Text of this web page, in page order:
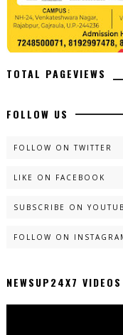
TOTAL PAGEVIEWS
FOLLOW US
FOLLOW ON TWITTER
LIKE ON FACEBOOK
SUBSCRIBE ON
FOLLOW ON
NEWSUP24X7 VIDEOS